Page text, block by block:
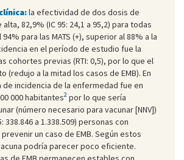
la efectividad de dos dosis de
82,9% (IC 95: 24,1 a 95,2) para todas
para las MATS (+), superior al 88% a la
en el período de estudio fue la
cohortes previas (RTI: 0,5), por lo que el
(redujo a la mitad los casos de EMB). En
de incidencia de la enfermedad fue en
000 habitantes2 por lo que sería
(número necesario para vacunar [NNV])
338.846 a 1.338.509) personas con
un caso de EMB. Según estos
podría parecer poco eficiente.